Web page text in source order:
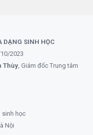
DẠNG SINH HỌC
2023
Thùy, Giám đốc Trung tâm
sinh học
Nội